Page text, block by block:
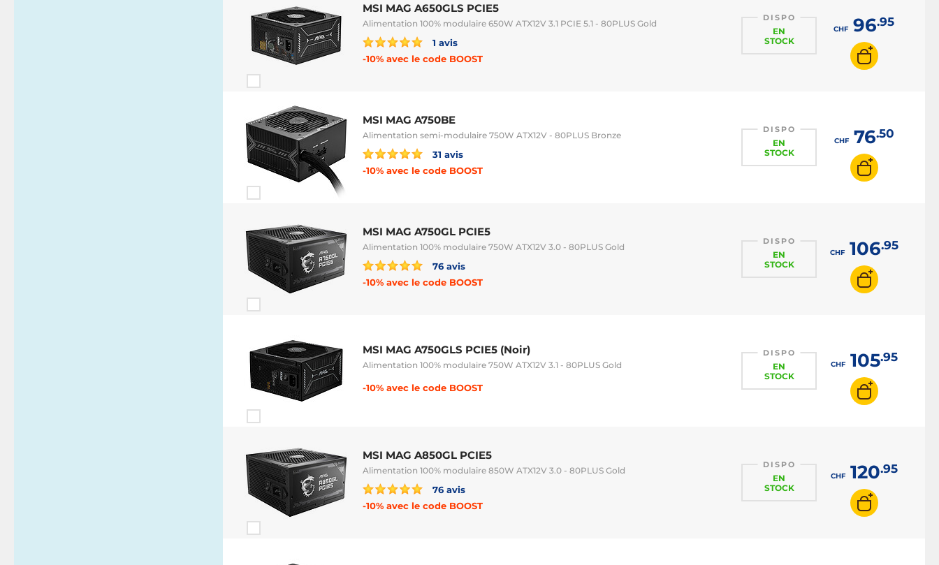
MSI MAG A650GLS PCIE5
Alimentation 100% modulaire 650W ATX12V 3.1 PCIE 5.1 - 80PLUS Gold
1 avis
-10% avec le code BOOST
DISPO
EN
STOCK
CHF96.95
MSI MAG A750BE
Alimentation semi-modulaire 750W ATX12V - 80PLUS Bronze
31 avis
-10% avec le code BOOST
DISPO
EN
STOCK
CHF76.50
MSI MAG A750GL PCIE5
Alimentation 100% modulaire 750W ATX12V 3.0 - 80PLUS Gold
76 avis
-10% avec le code BOOST
DISPO
EN
STOCK
CHF106.95
MSI MAG A750GLS PCIE5 (Noir)
Alimentation 100% modulaire 750W ATX12V 3.1 - 80PLUS Gold
-10% avec le code BOOST
DISPO
EN
STOCK
CHF105.95
MSI MAG A850GL PCIE5
Alimentation 100% modulaire 850W ATX12V 3.0 - 80PLUS Gold
76 avis
-10% avec le code BOOST
DISPO
EN
STOCK
CHF120.95